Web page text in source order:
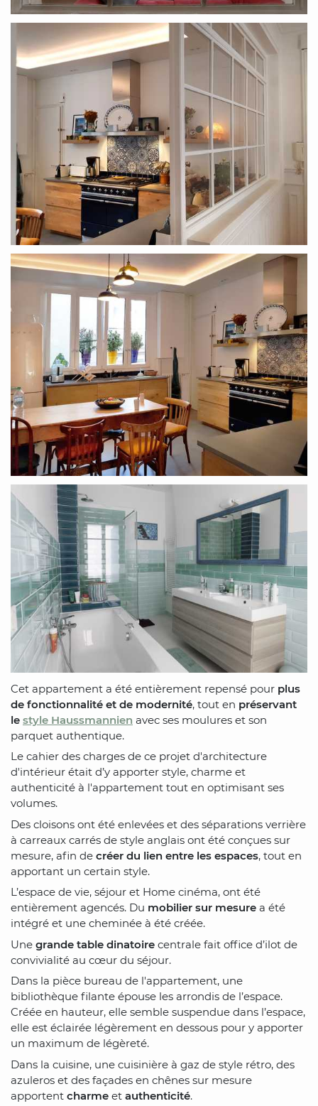
Cet appartement a été entièrement repensé pour plus
de fonctionnalité et de modernité, tout en préservant
le style Haussmannien avec ses moulures et son
parquet authentique.
Le cahier des charges de ce projet d'architecture
d'intérieur était d’y apporter style, charme et
authenticité à l'appartement tout en optimisant ses
volumes.
Des cloisons ont été enlevées et des séparations verrière
à carreaux carrés de style anglais ont été conçues sur
mesure, afin de créer du lien entre les espaces, tout en
apportant un certain style.
L’espace de vie, séjour et Home cinéma, ont été
entièrement agencés. Du mobilier sur mesure a été
intégré et une cheminée à été créée.
Une grande table dinatoire centrale fait office d’ilot de
convivialité au cœur du séjour.
Dans la pièce bureau de l'appartement, une
bibliothèque filante épouse les arrondis de l’espace.
Créée en hauteur, elle semble suspendue dans l’espace,
elle est éclairée légèrement en dessous pour y apporter
un maximum de légèreté.
Dans la cuisine, une cuisinière à gaz de style rétro, des
azuleros et des façades en chênes sur mesure
apportent charme et authenticité.